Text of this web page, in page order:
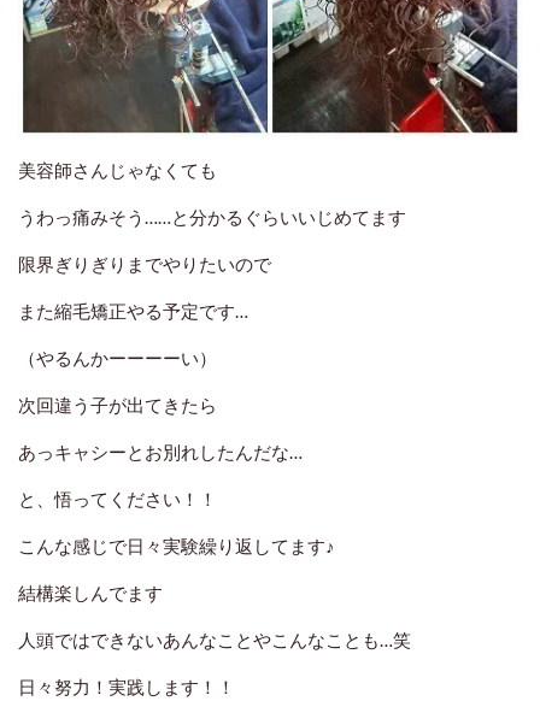
美容師さんじゃなくても
うわっ痛みそう……と分かるぐらいいじめてます
限界ぎりぎりまでやりたいので
また縮毛矯正やる予定です…
（やるんかーーーーい）
次回違う子が出てきたら
あっキャシーとお別れしたんだな…
と、悟ってください！！
こんな感じで日々実験繰り返してます♪
結構楽しんでます
人頭ではできないあんなことやこんなことも…笑
日々努力！実践します！！